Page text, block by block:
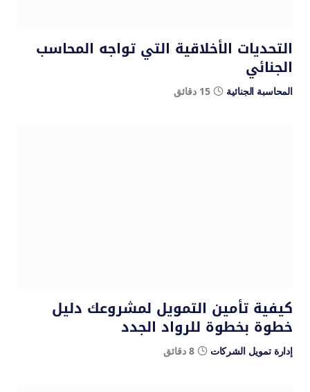
التحديات الأخلاقية التي تواجه المحاسب
الجنائي
المحاسبة الجنائية 15 دقائق
كيفية تأمين التمويل لمشروعك دليل
خطوة بخطوة للرواد الجدد
إدارة تمويل الشركات 8 دقائق